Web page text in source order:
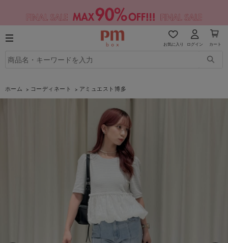
お気に入り ログイン カート
ホーム コーディネート アミュエスト博多